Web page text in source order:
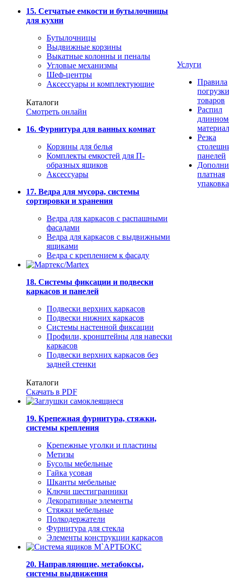
15. Сетчатые емкости и бутылочницы
для кухни
Бутылочницы
Выдвижные корзины
Выкатные колонны и пеналы
Угловые механизмы
Шеф-центры
Аксессуары и комплектующие
Каталоги
Смотреть онлайн
16. Фурнитура для ванных комнат
Корзины для белья
Комплекты емкостей для П-
образных ящиков
Аксессуары
17. Ведра для мусора, системы
сортировки и хранения
Ведра для каркасов с распашными
фасадами
Ведра для каркасов с выдвижными
ящиками
Ведра с креплением к фасаду
18. Системы фиксации и подвески
каркасов и панелей
Подвески верхних каркасов
Подвески нижних каркасов
Системы настенной фиксации
Профили, кронштейны для навески
каркасов
Подвески верхних каркасов без
задней стенки
Каталоги
Скачать в PDF
19. Крепежная фурнитура, стяжки,
системы крепления
Крепежные уголки и пластины
Метизы
Бусолы мебельные
Гайка усовая
Шканты мебельные
Ключи шестигранники
Декоративные элементы
Стяжки мебельные
Полкодержатели
Фурнитура для стекла
Элементы конструкции каркасов
20. Направляющие, метабоксы,
системы выдвижения
Услуги
Правила
погрузки
товаров
Распил
Резка
панелей
платная
упаковка